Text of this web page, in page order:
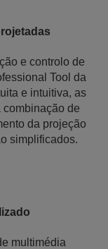
e controlo de
Tool da
e intuitiva, as
de
da projeção
simplificados.
multimédia